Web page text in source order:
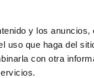
y los
uso que haga del
con otra